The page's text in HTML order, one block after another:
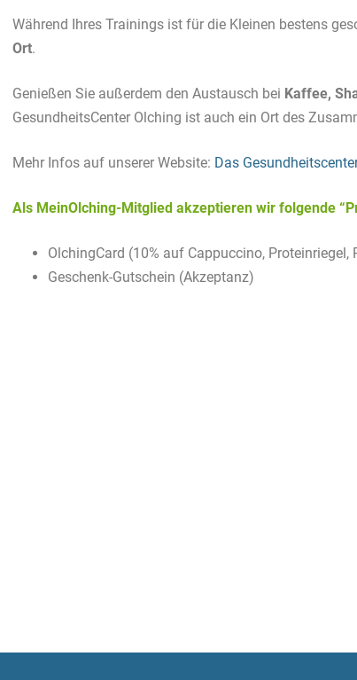
Während Ihres Trainings ist für die Kleinen bestens
Ort.
Genießen Sie außerdem den Austausch bei Kaffee,
GesundheitsCenter Olching ist auch ein Ort des
Mehr Infos auf unserer Website: Das
Als MeinOlching-Mitglied akzeptieren wir folgende
OlchingCard (10% auf Cappuccino, Proteinriegel,
Geschenk-Gutschein (Akzeptanz)